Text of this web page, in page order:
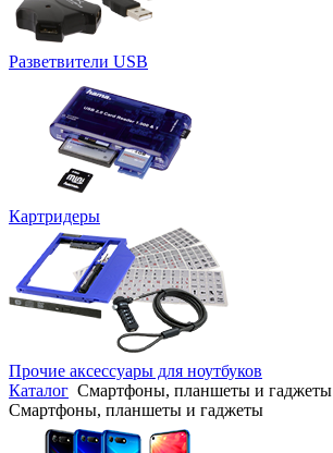
Разветвители USB
Картридеры
Прочие аксессуары для ноутбуков
Каталог Смартфоны, планшеты и гаджеты
Смартфоны, планшеты и гаджеты